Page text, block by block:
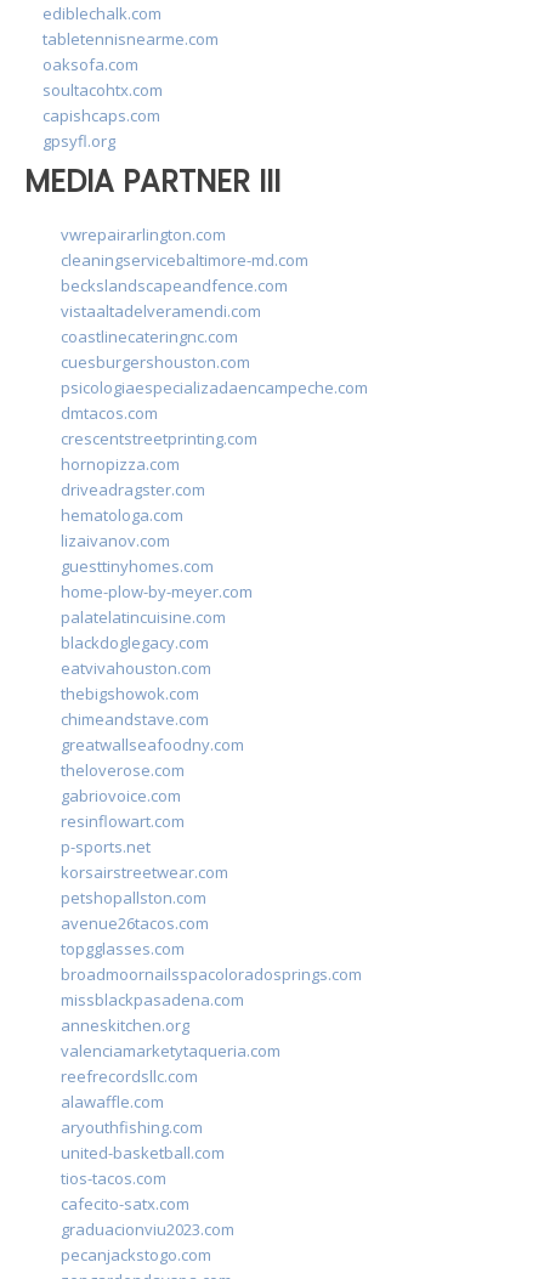
ediblechalk.com
tabletennisnearme.com
oaksofa.com
soultacohtx.com
capishcaps.com
gpsyfl.org
MEDIA PARTNER III
vwrepairarlington.com
cleaningservicebaltimore-md.com
beckslandscapeandfence.com
vistaaltadelveramendi.com
coastlinecateringnc.com
cuesburgershouston.com
psicologiaespecializadaencampeche.com
dmtacos.com
crescentstreetprinting.com
hornopizza.com
driveadragster.com
hematologa.com
lizaivanov.com
guesttinyhomes.com
home-plow-by-meyer.com
palatelatincuisine.com
blackdoglegacy.com
eatvivahouston.com
thebigshowok.com
chimeandstave.com
greatwallseafoodny.com
theloverose.com
gabriovoice.com
resinflowart.com
p-sports.net
korsairstreetwear.com
petshopallston.com
avenue26tacos.com
topgglasses.com
broadmoornailsspacoloradosprings.com
missblackpasadena.com
anneskitchen.org
valenciamarketytaqueria.com
reefrecordsllc.com
alawaffle.com
aryouthfishing.com
united-basketball.com
tios-tacos.com
cafecito-satx.com
graduacionviu2023.com
pecanjackstogo.com